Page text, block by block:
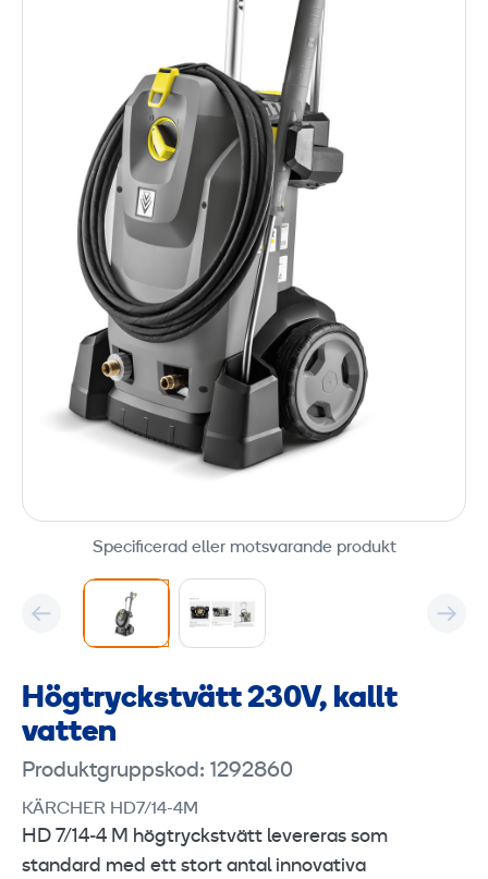
Specificerad eller motsvarande produkt
Högtryckstvätt 230V, kallt
vatten
Produktgruppskod: 1292860
KÄRCHER HD7/14-4M
HD 7/14‑4 M högtryckstvätt levereras som
standard med ett stort antal innovativa